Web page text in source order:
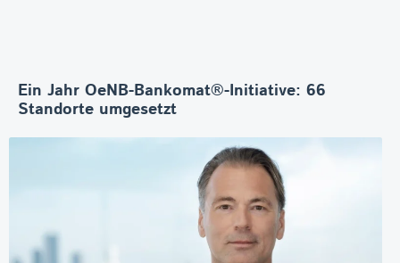
Ein Jahr OeNB-Bankomat®-Initiative: 66
Standorte umgesetzt